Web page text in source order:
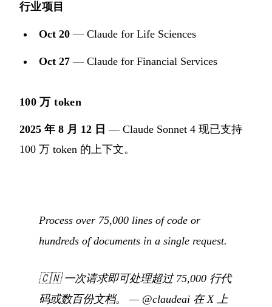
行业项目
Oct 20 — Claude for Life Sciences
Oct 27 — Claude for Financial Services
100 万 token
2025 年 8 月 12 日 — Claude Sonnet 4 现已支持
100 万 token 的上下文。
Process over 75,000 lines of code or
hundreds of documents in a single request.
🇨🇳一次请求即可处理超过 75,000 行代
码或数百份文档。
— @claudeai 在 X 上